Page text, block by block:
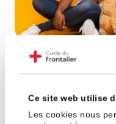
Ce site web utilise
Les cookies nous
3 min 13 déc. 2024
Quel sera le